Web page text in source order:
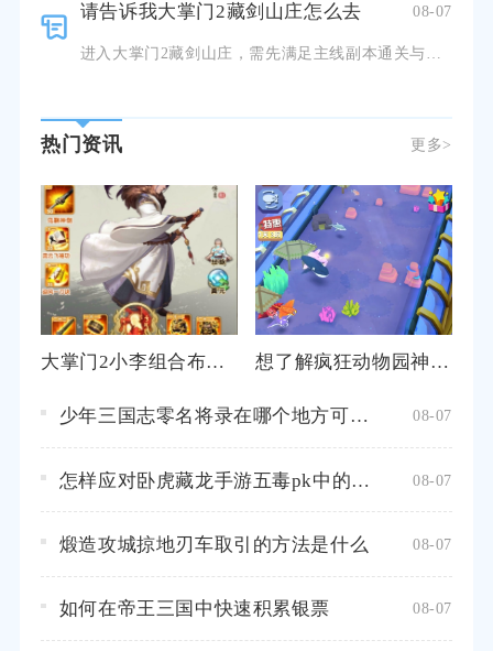
请告诉我大掌门2藏剑山庄怎么去 08-07
热门资讯 更多>
大掌门2小李组合布阵的战力如何 想了解疯狂动物园神秘动物的秘籍攻略吗
少年三国志零名将录在哪个地方可以找到 08-07
怎样应对卧虎藏龙手游五毒pk中的各种挑战 08-07
煅造攻城掠地刃车取引的方法是什么 08-07
如何在帝王三国中快速积累银票 08-07